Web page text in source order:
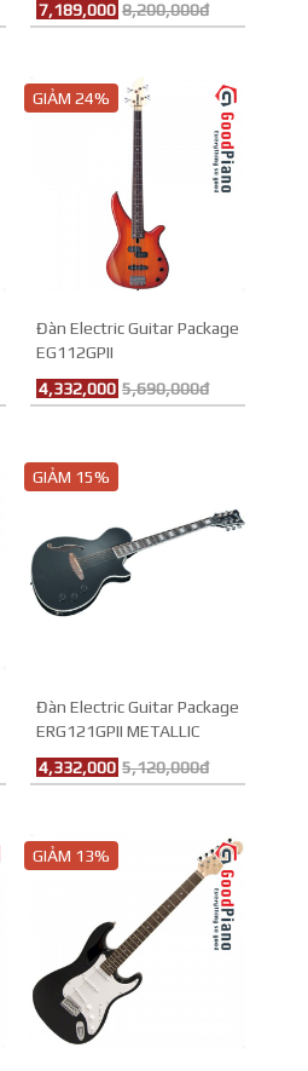
7,189,000 8,200,000đ
GIẢM 24%
Đàn Electric Guitar Package
EG112GPII
4,332,000 5,690,000đ
GIẢM 15%
Đàn Electric Guitar Package
ERG121GPII METALLIC
4,332,000 5,120,000đ
GIẢM 13%